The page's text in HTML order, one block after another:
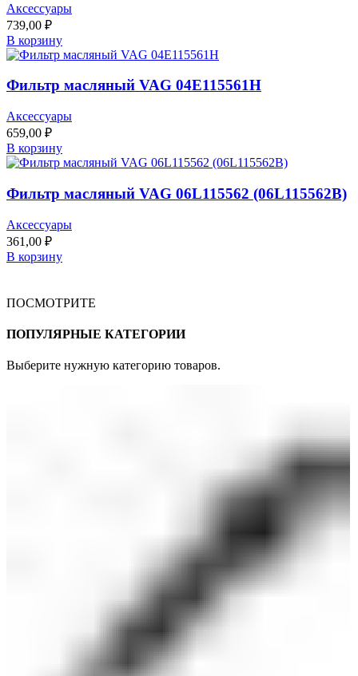
Аксессуары
739,00 ₽
В корзину
Фильтр масляный VAG 04E115561H
Аксессуары
659,00 ₽
В корзину
Фильтр масляный VAG 06L115562 (06L115562B)
Аксессуары
361,00 ₽
В корзину
ПОСМОТРИТЕ
ПОПУЛЯРНЫЕ КАТЕГОРИИ
Выберите нужную категорию товаров.